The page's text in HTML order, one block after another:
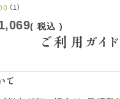
（1）
税込
ご利用ガイド
て